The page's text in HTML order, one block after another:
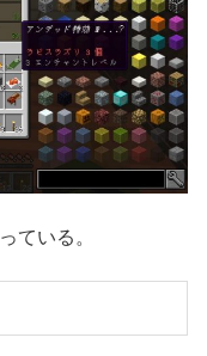
ている。